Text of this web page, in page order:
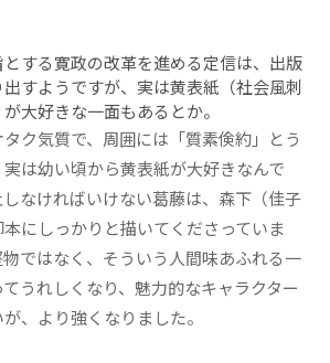
する寛政の改革を進める定信は、出版
すようですが、実は黄表紙（社会風刺
大好きな一面もあるとか。
ク気質で、周囲には「質素倹約」とう
は幼い頃から黄表紙が大好きなんで
なければいけない葛藤は、森下（佳子
にしっかりと描いてくださっていま
ではなく、そういう人間味あふれる一
うれしくなり、魅力的なキャラクター
、より強くなりました。